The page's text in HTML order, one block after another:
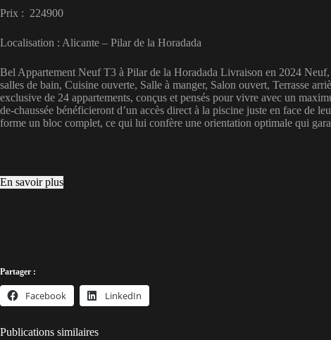
Prix : 224900
Localisation : Alicante – Pilar de la Horadada
Bel Appartement Neuf T3 à Pilar de la Horadada Livraison en 2024 Neuf,
salles de bain, Cuisine ouverte, Salle à manger, Salon ouvert, Terrasse
exclusive de 24 appartements, conçus et pensés pour vivre avec un
de-chaussée bénéficieront d’un accès direct à la piscine juste en face de
forme un bloc complet, ce qui lui confère une orientation optimale qui
En savoir plus
Partager :
Facebook LinkedIn
Publications similaires